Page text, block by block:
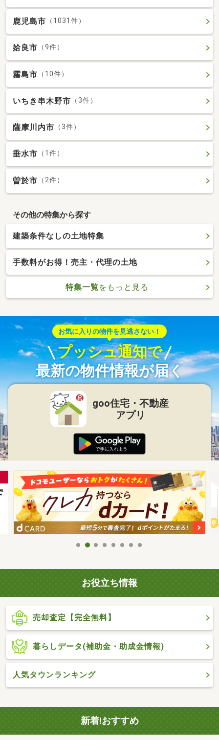
鹿児島市 （1031件）
姶良市 （9件）
霧島市 （10件）
いちき串木野市 （3件）
薩摩川内市 （3件）
垂水市 （1件）
曽於市 （2件）
その他の特集から探す
建築条件なしの土地特集
手数料がお得！売主・代理の土地
特集一覧をもっと見る
お気に入りの物件を見逃さない！
プッシュ通知で
最新の物件情報が届く
goo住宅・不動産
アプリ
お役立ち情報
売却査定【完全無料】
暮らしデータ(補助金・助成金情報)
人気タウンランキング
新着!おすすめ